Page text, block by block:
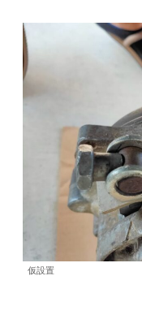
仮設置